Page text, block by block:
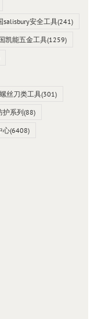
salisbury安全工具(241)
凯能五金工具(1259)
螺丝刀类工具(301)
护系列(88)
心(6408)